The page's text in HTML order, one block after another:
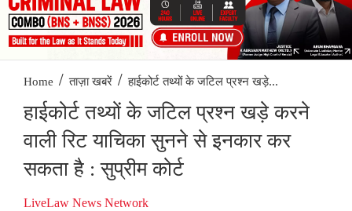
Home / ताज़ा खबरें / हाईकोर्ट तथ्यों के जटिल प्रश्न खड़े...
हाईकोर्ट तथ्यों के जटिल प्रश्न खड़े करने
वाली रिट याचिका सुनने से इनकार कर
सकता है : सुप्रीम कोर्ट
LiveLaw News Network